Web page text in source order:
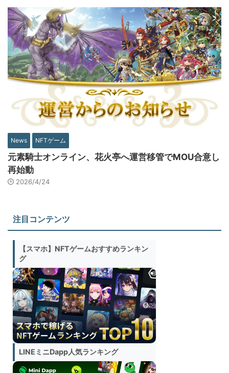
News NFTゲーム
元素騎士オンライン、花火亭へ運営移管でMOU合意し
再始動
2026/4/24
注目コンテンツ
【スマホ】NFTゲームおすすめランキン
グ
LINEミニDapp人気ランキング